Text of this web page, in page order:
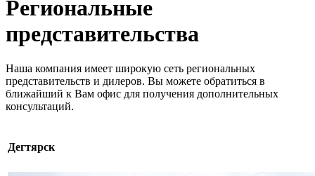
Региональные
представительства
Наша компания имеет широкую сеть региональных
представительств и дилеров. Вы можете обратиться в
ближайший к Вам офис для получения дополнительных
консультаций.
Дегтярск